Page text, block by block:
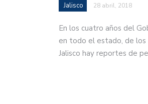
Jalisco 28 abril, 2018
En los cuatro años del
en todo el estado, de
Jalisco hay reportes de